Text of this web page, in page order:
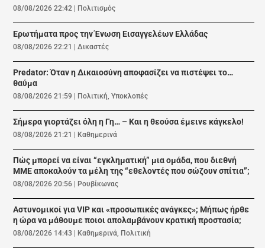
08/08/2026 22:42 Πολιτισμός
Ερωτήματα προς την Ένωση Εισαγγελέων Ελλάδας
08/08/2026 22:21 |Δικαστές
Predator: Όταν η Δικαιοσύνη αποφασίζει να πιστέψει το…
θαύμα
08/08/2026 21:59 Πολιτική,Υποκλοπές
Σήμερα γιορτάζει όλη η Γη… – Και η θεούσα έμεινε κάγκελο!
08/08/2026 21:21 Καθημερινά
Πώς μπορεί να είναι “εγκληματική” μια ομάδα, που διεθνή
ΜΜΕ αποκαλούν τα μέλη της “εθελοντές που σώζουν σπίτια”;
08/08/2026 20:56 Ρουβίκωνας
Αστυνομικοί για VIP και «προσωπικές ανάγκες»; Μήπως ήρθε
η ώρα να μάθουμε ποιοι απολαμβάνουν κρατική προστασία;
08/08/2026 14:43 Καθημερινά, Πολιτική